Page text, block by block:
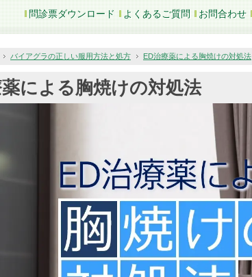
問診票ダウンロード よくあるご質問 お問合わせ
バイアグラの正しい服用方法と処方 ED治療薬による胸焼けの対処法
による胸焼けの対処法